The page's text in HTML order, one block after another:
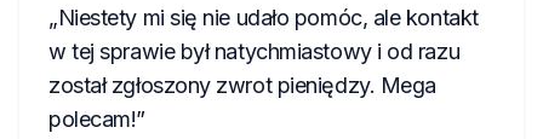
Niestety mi się nie udało pomóc, ale kontakt
w tej sprawie był natychmiastowy i od razu
został zgłoszony zwrot pieniędzy. Mega
polecam!